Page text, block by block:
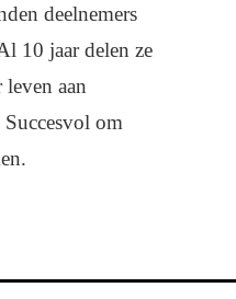
deelnemers
10 jaar delen ze
aan
om